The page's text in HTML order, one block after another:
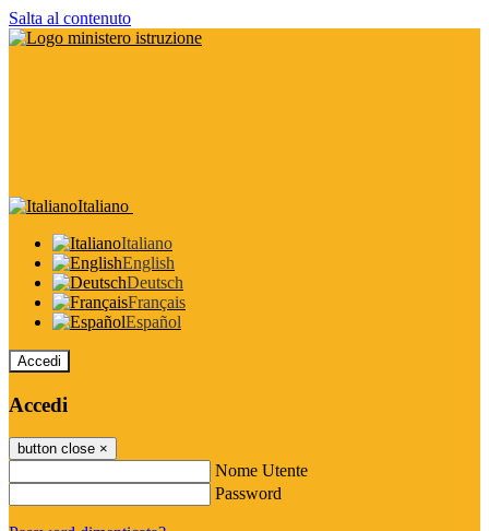
Salta al contenuto
Italiano
Italiano
English
Deutsch
Français
Español
Accedi
Accedi
button close ×
Nome Utente
Password